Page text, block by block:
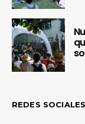
REDES SOCIALES